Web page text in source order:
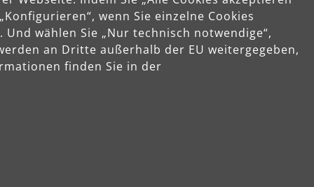
wenn Sie einzelne Cookies
wählen Sie „Nur technisch notwendige“,
an Dritte außerhalb der EU weitergegeben,
finden Sie in der